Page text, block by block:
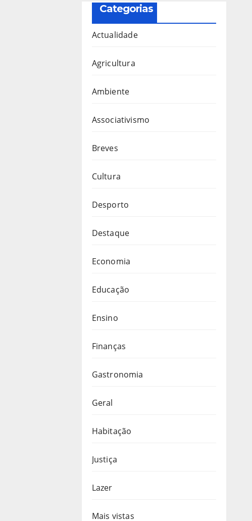
Categorias
Actualidade
Agricultura
Ambiente
Associativismo
Breves
Cultura
Desporto
Destaque
Economia
Educação
Ensino
Finanças
Gastronomia
Geral
Habitação
Justiça
Lazer
Mais vistas